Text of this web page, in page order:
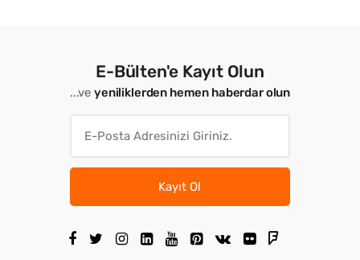
E-Bülten'e Kayıt Olun
...veyeniliklerden hemen haberdar olun
Kayıt Ol